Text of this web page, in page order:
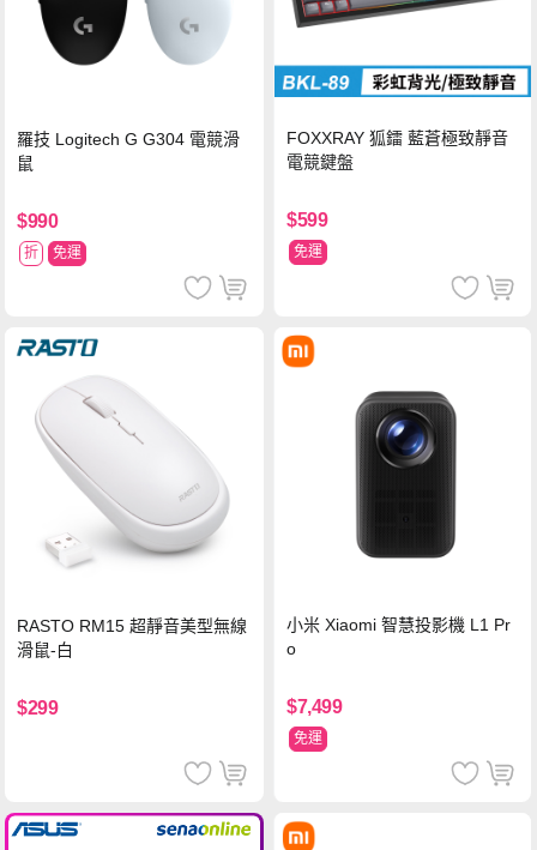
羅技 Logitech G G304 電競滑
鼠
$990
折 免運
FOXXRAY 狐鐳 藍蒼極致靜音
電競鍵盤
$599
免運
RASTO RM15 超靜音美型無線
滑鼠-白
$299
小米 Xiaomi 智慧投影機 L1 Pr
o
$7,499
免運